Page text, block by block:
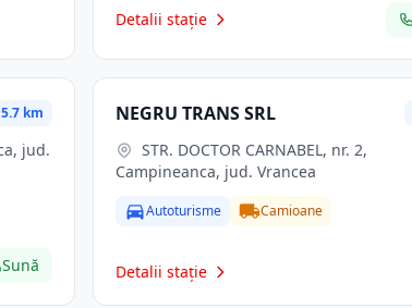
Detalii stație
5.7 km
Sună
NEGRU TRANS SRL
Campineanca, jud. Vrancea
Autoturisme Camioane
Detalii stație